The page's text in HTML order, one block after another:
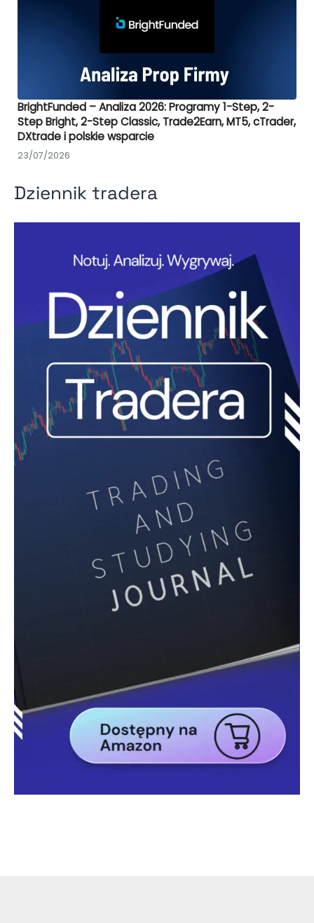
BrightFunded – Analiza 2026: Programy 1-Step, 2-
Step Bright, 2-Step Classic, Trade2Earn, MT5, cTrader,
DXtrade i polskie wsparcie
23/07/2026
Dziennik tradera